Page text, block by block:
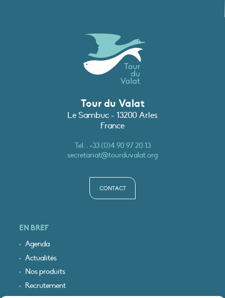
Tour du Valat
Le Sambuc - 13200 Arles
France
Tél. :+33 (0)4 90 97 20 13
secretariat@tourduvalat.org
CONTACT
EN BREF
Agenda
Actualités
Nos produits
Recrutement